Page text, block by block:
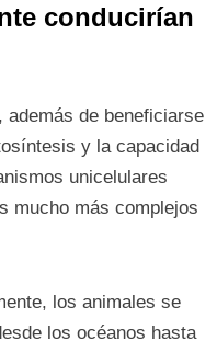
conducirían
además de beneficiarse
y la capacidad
unicelulares
mucho más complejos
los animales se
los océanos hasta